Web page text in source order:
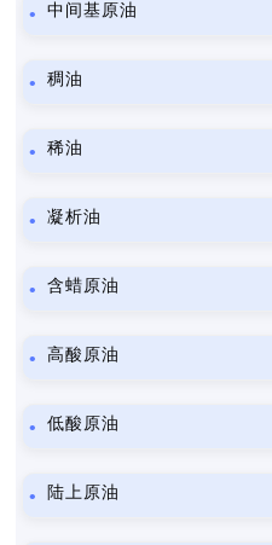
中间基原油
稠油
稀油
凝析油
含蜡原油
高酸原油
低酸原油
陆上原油